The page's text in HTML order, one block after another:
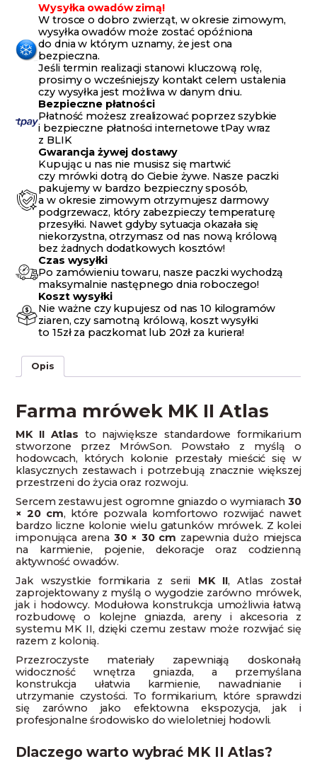
Wysyłka owadów zimą!
W trosce o dobro zwierząt, w okresie zimowym,
wysyłka owadów może zostać opóźniona
do dnia w którym uznamy, że jest ona
bezpieczna.
Jeśli termin realizacji stanowi kluczową rolę,
prosimy o wcześniejszy kontakt celem ustalenia
czy wysyłka jest możliwa w danym dniu.
Bezpieczne płatności
Płatność możesz zrealizować poprzez szybkie
i bezpieczne płatności internetowe tPay wraz
z BLIK
Gwarancja żywej dostawy
Kupując u nas nie musisz się martwić
czy mrówki dotrą do Ciebie żywe. Nasze paczki
pakujemy w bardzo bezpieczny sposób,
a w okresie zimowym otrzymujesz darmowy
podgrzewacz, który zabezpieczy temperaturę
przesyłki. Nawet gdyby sytuacja okazała się
niekorzystna, otrzymasz od nas nową królową
bez żadnych dodatkowych kosztów!
Czas wysyłki
Po zamówieniu towaru, nasze paczki wychodzą
maksymalnie następnego dnia roboczego!
Koszt wysyłki
Nie ważne czy kupujesz od nas 10 kilogramów
ziaren, czy samotną królową, koszt wysyłki
to 15zł za paczkomat lub 20zł za kuriera!
Opis
Farma mrówek MK II Atlas
MK II Atlas to największe standardowe formikarium
stworzone przez MrówSon. Powstało z myślą o
hodowcach, których kolonie przestały mieścić się w
klasycznych zestawach i potrzebują znacznie większej
przestrzeni do życia oraz rozwoju.
Sercem zestawu jest ogromne gniazdo o wymiarach 30
× 20 cm, które pozwala komfortowo rozwijać nawet
bardzo liczne kolonie wielu gatunków mrówek. Z kolei
imponująca arena 30 × 30 cm zapewnia dużo miejsca
na karmienie, pojenie, dekoracje oraz codzienną
aktywność owadów.
Jak wszystkie formikaria z serii MK II, Atlas został
zaprojektowany z myślą o wygodzie zarówno mrówek,
jak i hodowcy. Modułowa konstrukcja umożliwia łatwą
rozbudowę o kolejne gniazda, areny i akcesoria z
systemu MK II, dzięki czemu zestaw może rozwijać się
razem z kolonią.
Przezroczyste materiały zapewniają doskonałą
widoczność wnętrza gniazda, a przemyślana
konstrukcja ułatwia karmienie, nawadnianie i
utrzymanie czystości. To formikarium, które sprawdzi
się zarówno jako efektowna ekspozycja, jak i
profesjonalne środowisko do wieloletniej hodowli.
Dlaczego warto wybrać MK II Atlas?